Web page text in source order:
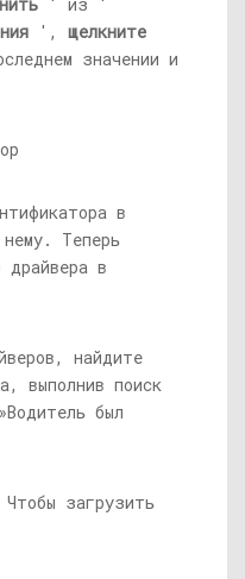
', щелкните
значении и
в
Теперь
драйвера в
найдите
выполнив поиск
»Водитель был
загрузить